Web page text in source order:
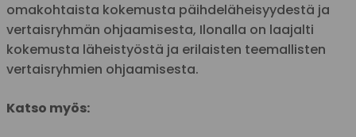
omakohtaista kokemusta päihdeläheisyydestä ja
vertaisryhmän ohjaamisesta, Ilonalla on laajalti
kokemusta läheistyöstä ja erilaisten teemallisten
vertaisryhmien ohjaamisesta.
Katso myös: